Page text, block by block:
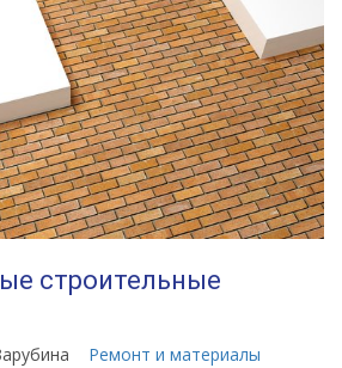
строительные
Ремонт и материалы